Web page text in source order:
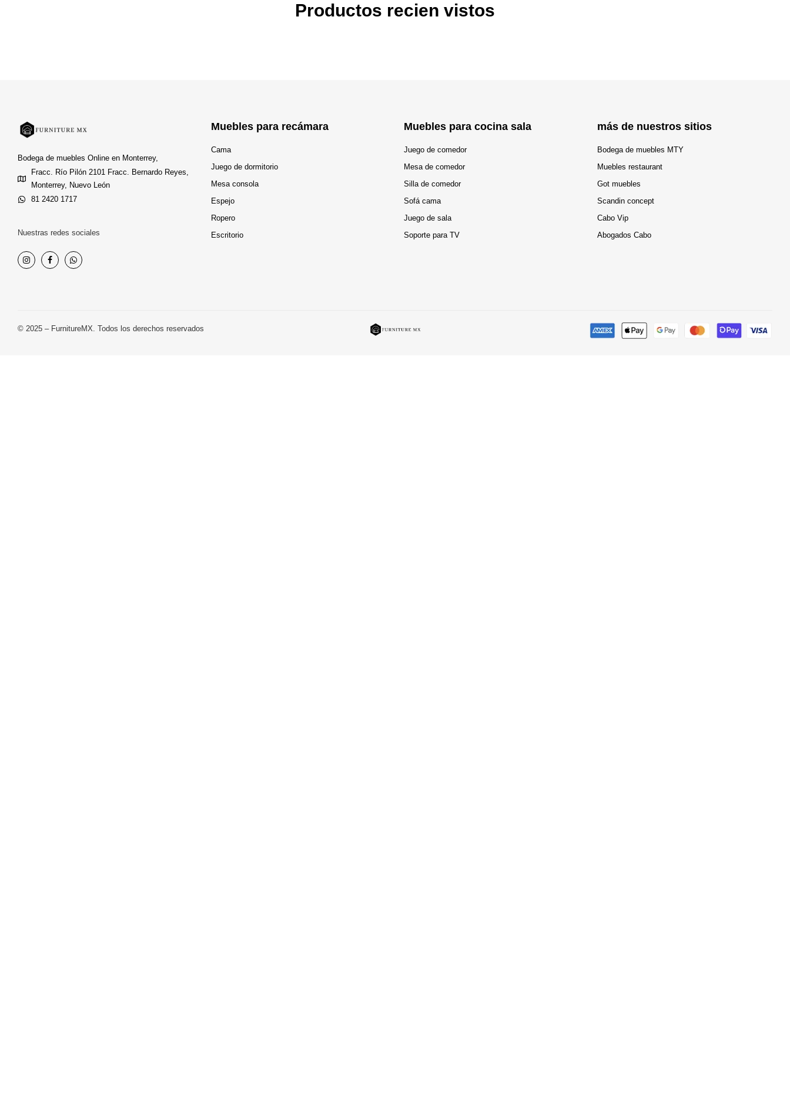
Productos recien vistos
Bodega de muebles Online en Monterrey,
Fracc. Río Pilón 2101 Fracc. Bernardo Reyes,
Monterrey, Nuevo León
81 2420 1717
Nuestras redes sociales
Muebles para recámara
Cama
Juego de dormitorio
Mesa consola
Espejo
Ropero
Escritorio
Muebles para cocina sala
Juego de comedor
Mesa de comedor
Silla de comedor
Sofá cama
Juego de sala
Soporte para TV
más de nuestros sitios
Bodega de muebles MTY
Muebles restaurant
Got muebles
Scandin concept
Cabo Vip
Abogados Cabo
© 2025 – FurnitureMX. Todos los derechos reservados